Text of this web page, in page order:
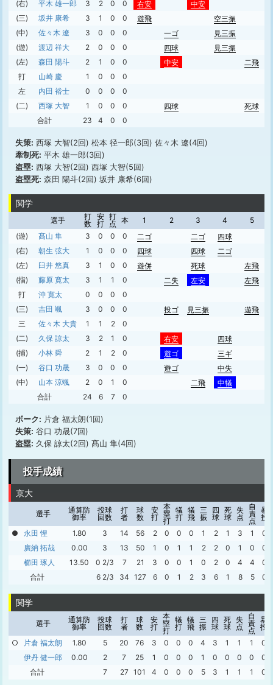
(右)
平木 雄一郎 3 2 0 0 右安 中安
(三)
坂井 康希 3 1 0 0 遊飛 空三振
(中)
佐々木 遼 3 0 0 0 一ゴ
見三振
(遊)
渡辺 祥大 2 0 0 0 四球
見三振
(左)
森田 陽斗 2 1 0 0 中安
二飛
打
山崎 慶 1 0 0
0
左
内田 裕士 0 0 0
0
(二)
西塚 大智 1 0 0 0 四球
死球
合計
23 4 0 0
失策: 西塚 大智(2回) 松本 径一郎(3回) 佐々木 遼(4回)
牽制死: 平木 雄一郎(3回)
盗塁: 西塚 大智(2回) 西塚 大智(5回)
盗塁死: 森田 陽斗(2回) 坂井 康希(6回)
関学
選手
打
数
安
打
打
点 本 1 2 3 4
5
(遊)
髙山 隼 3 0 0 0 二ゴ 二ゴ
四球
(右)
朝生 弦大 1 0 0 0 四球 四球
二ゴ
(左)
臼井 悠真 3 1 0 0 遊併 死球
左飛
(指)
藤原 寛太 3 1 1 0 二失 左安
左飛
打
沖 寛太 0 0 0
0
(三)
吉田 颯 3 0 0 0 投ゴ 見三振
遊飛
三
佐々木 大貴 1 1 2
0
(二)
久保 諒太 3 2 1 0 右安 四球
(捕)
小林 舜 2 1 2 0 遊ゴ 三ギ
(一)
谷口 功晟 3 0 0 0 遊ゴ 中失
(中)
山本 涼颯 2 0 1 0 二飛 中犠
合計
24 6 7 0
ボーク: 片倉 福太朗(1回)
失策: 谷口 功晟(7回)
盗塁: 久保 諒太(2回) 髙山 隼(4回)
投手成績
京大
選手
通算防
御率
投球
回数
打
者
球
数
安
打
本
塁
打
犠
打
犠
飛
三
振
四
球
死
球
失
点
自
責
点
暴
投
●
永田 惺 1.80 3 14 56 2 0 0 0 1 2 1 3 1
0
廣納 拓哉
0.00 3 13 50 1 0 1 1 2 2 0 1 0
0
櫛田 琢人
13.50 0 2/3 7 21 3 0 0 1 0 2 0 4 4
0
合計
6 2/3 34 127 6 0 1 2 3 6 1 8 5 0
関学
選手
通算防
御率
投球
回数
打
者
球
数
安
打
本
塁
打
犠
打
犠
飛
三
振
四
球
死
球
失
点
自
責
点
暴
投
○
片倉 福太朗 1.80 5 20 76 3 0 0 0 4 3 1 1 1
0
伊丹 健一郎
0.00 2 7 25 1 0 0 0 1 0 0 0 0
0
合計
7 27 101 4 0 0 0 5 3 1 1 1 0